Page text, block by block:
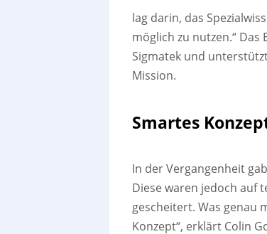
lag darin, das
möglich zu nutzen.“
Sigmatek und
Mission.
Smartes
In der Vergangenheit
Diese waren jedoch auf
gescheitert. Was genau
Konzept“, erklärt Colin